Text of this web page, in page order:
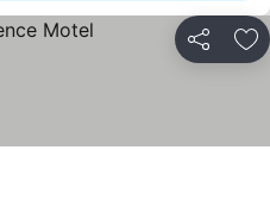
Partilhar